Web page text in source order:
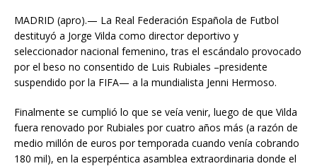
MADRID (apro).— La Real Federación Española de Futbol
destituyó a Jorge Vilda como director deportivo y
seleccionador nacional femenino, tras el escándalo provocado
por el beso no consentido de Luis Rubiales –presidente
suspendido por la FIFA— a la mundialista Jenni Hermoso.
Finalmente se cumplió lo que se veía venir, luego de que Vilda
fuera renovado por Rubiales por cuatro años más (a razón de
medio millón de euros por temporada cuando venía cobrando
180 mil), en la esperpéntica asamblea extraordinaria donde el